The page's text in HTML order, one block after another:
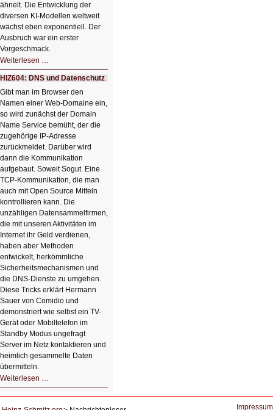
ähnelt. Die Entwicklung der
diversen KI-Modellen weltweit
wächst eben exponentiell. Der
Ausbruch war ein erster
Vorgeschmack.
Weiterlesen …
Der
Ausbruch
der
KI
HIZ604: DNS und Datenschutz
Gibt man im Browser den
Namen einer Web-Domaine ein,
so wird zunächst der Domain
Name Service bemüht, der die
zugehörige IP-Adresse
zurückmeldet. Darüber wird
dann die Kommunikation
aufgebaut. Soweit Sogut. Eine
TCP-Kommunikation, die man
auch mit Open Source Mitteln
kontrollieren kann. Die
unzähligen Datensammelfirmen,
die mit unseren Aktivitäten im
Internet ihr Geld verdienen,
haben aber Methoden
entwickelt, herkömmliche
Sicherheitsmechanismen und
die DNS-Dienste zu umgehen.
Diese Tricks erklärt Hermann
Sauer von Comidio und
demonstriert wie selbst ein TV-
Gerät oder Mobiltelefon im
Standby Modus ungefragt
Server im Netz kontaktieren und
heimlich gesammelte Daten
übermitteln.
Weiterlesen …
DNS
Impressum